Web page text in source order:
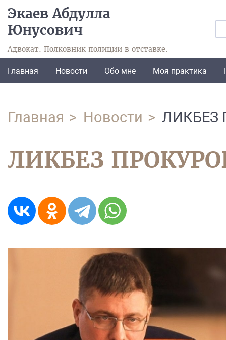
Экаев Абдулла
Юнусович
Адвокат. Полковник полиции в отставке.
Главная Новости Обо мне Моя практика
Главная Новости ЛИКБЕЗ
ЛИКБЕЗ